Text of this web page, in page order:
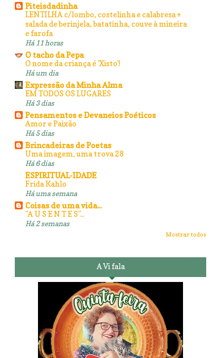
Piteisdadinha
LENTILHA c/lombo, costelinha e calabresa +
salada de berinjela, batatinha, couve à mineira
e farofa
Há 11 horas
O tacho da Pepa
O nome da criança é 'Xisto'!
Há um dia
Expressão da Minha Alma
EM TODOS OS LUGARES
Há 3 dias
Pensamentos e Devaneios Poéticos
Amor e Paixão
Há 5 dias
Brincadeiras de Poetas
Uma imagem, uma trova 28
Há 6 dias
ESPIRITUAL-IDADE
Frida Kahlo
Há uma semana
Coisas de uma vida...
"A U S E N T E S"...
Há 2 semanas
Mostrar todos
A Vi fala